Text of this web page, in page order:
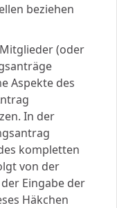
beziehen
(oder
Aspekte des
In der
kompletten
von der
Eingabe der
Häkchen